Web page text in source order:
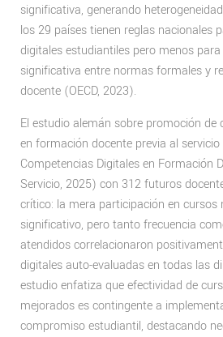
significativa, generando
los 29 países tienen reglas nacionales
digitales estudiantiles pero menos
significativa entre normas formales y
docente (OECD, 2023).
El estudio alemán sobre promoción de
en formación docente previa al
Competencias Digitales en Formación
Servicio, 2025) con 312 futuros
crítico: la mera participación en
significativo, pero tanto frecuencia
atendidos correlacionaron
digitales auto-evaluadas en todas las
estudio enfatiza que efectividad de
mejorados es contingente a
compromiso estudiantil, destacando